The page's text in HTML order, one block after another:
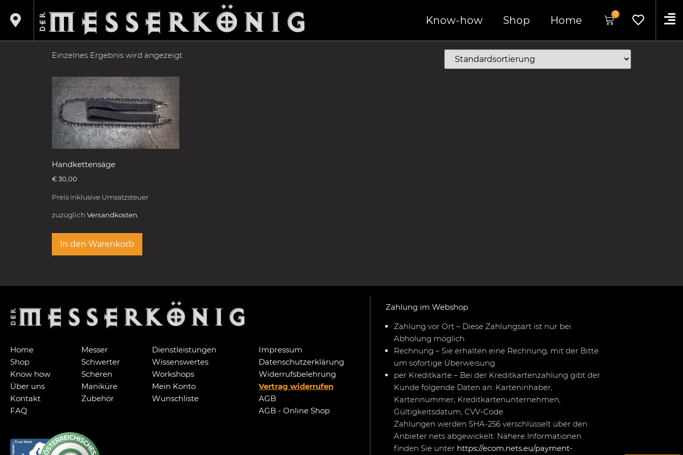
Know-how Shop Home
0
Produkte verschlagwortet mit „chainsaw“
CHAINSAW
Einzelnes Ergebnis wird angezeigt
Handkettensäge
€ 30,00
Preis inklusive Umsatzsteuer
zuzüglich Versandkosten.
In den Warenkorb
Home
Shop
Know how
Über uns
Kontakt
FAQ
Messer
Schwerter
Scheren
Maniküre
Zubehör
Dienstleistungen
Wissenswertes
Workshops
Mein Konto
Wunschliste
Impressum
Datenschutzerklärung
Widerrufsbelehrung
Vertrag widerrufen
AGB
AGB - Online Shop
Zahlung im Webshop
Zahlung vor Ort – Diese Zahlungsart ist nur bei
Abholung möglich.
Rechnung – Sie erhalten eine Rechnung, mit der Bitte
um sofortige Überweisung
per Kreditkarte – Bei der Kreditkartenzahlung gibt der
Kunde folgende Daten an: Karteninhaber,
Kartennummer, Kreditkartenunternehmen,
Gültigkeitsdatum, CVV-Code.
Zahlungen werden SHA-256 verschlüsselt über den
Anbieter nets abgewickelt. Nähere Informationen
finden Sie unter https://ecom.nets.eu/payment-